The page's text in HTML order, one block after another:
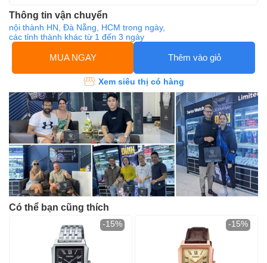
Thông tin vận chuyển
nội thành HN, Đà Nẵng, HCM trong ngày,
các tỉnh thành khác từ 1 đến 3 ngày
MUA NGAY Thêm vào giỏ
Xem siêu thị có hàng
Có thể bạn cũng thích
-15% -15%